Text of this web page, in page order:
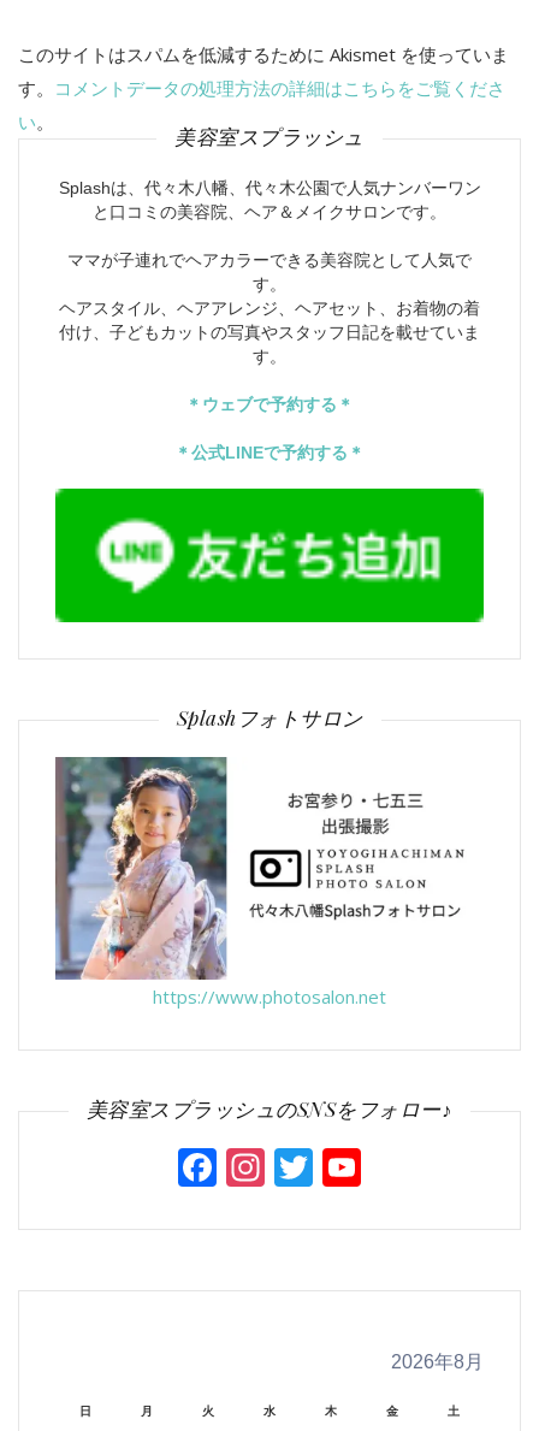
このサイトはスパムを低減するために Akismet を使っていま
す。 コメントデータの処理方法の詳細はこちらをご覧くださ
い。
美容室スプラッシュ
Splashは、代々木八幡、代々木公園で人気ナンバーワン
と口コミの美容院、ヘア＆メイクサロンです。
ママが子連れでヘアカラーできる美容院として人気で
す。
ヘアスタイル、ヘアアレンジ、ヘアセット、お着物の着
付け、子どもカットの写真やスタッフ日記を載せていま
す。
＊ウェブで予約する＊
＊公式LINEで予約する＊
Splashフォトサロン
https://www.photosalon.net
美容室スプラッシュのSNSをフォロー♪
Facebook
Instagram
Twitter
2026年8月
日 月 火 水 木 金 土